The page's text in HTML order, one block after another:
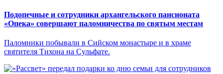
Подопечные и сотрудники архангельского пансионата
«Опека» совершают паломничества по святым местам
Паломники побывали в Сийском монастыре и в храме
святителя Тихона на Сульфате.